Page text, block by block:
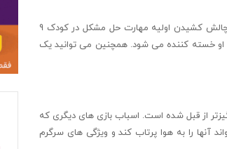
به او بفهمانید چرا قطعه مربعی شکل نمی تواند داخل حفره دایره ای شکل شود، این یک تمرین مناسب برای به چالش کشیدن اولیه مهارت حل مشکل در کودک 9
او خسته کننده می شود. همچنین می توانید یک
از قبل شده است. اسباب بازی های دیگری که
آنها را به هوا پرتاب کند و ویژگی های سرگرم